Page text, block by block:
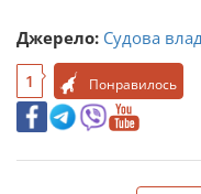
Джерело: Судова
1 Понравилось